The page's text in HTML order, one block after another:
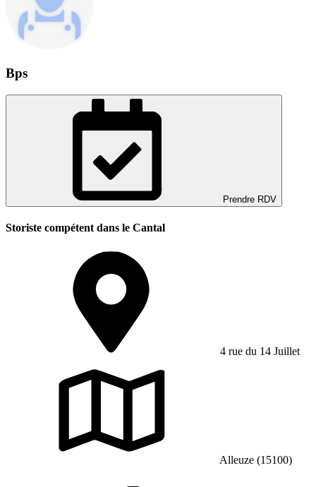
Bps
Prendre RDV
Storiste compétent dans le Cantal
4 rue du 14 Juillet
Alleuze (15100)